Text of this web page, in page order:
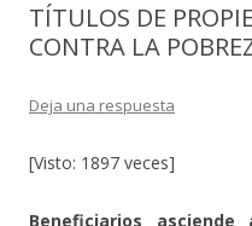
TÍTULOS DE
CONTRA LA
Deja una respuesta
[Visto: 1897 veces]
Beneficiarios